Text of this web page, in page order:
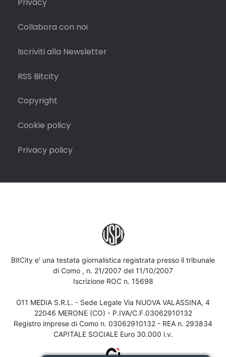
Collabora con noi
Iscriviti alla Newsletter
RSS Bitcity
Copyright
Cookie policy
Privacy policy
BitCity e' una testata giornalistica registrata presso il tribunale
di Como , n. 21/2007 del 11/10/2007
Iscrizione ROC n. 15698
G11 MEDIA S.R.L. - Sede Legale Via NUOVA VALASSINA, 4
22046 MERONE (CO) - P.IVA/C.F.03062910132
Registro imprese di Como n. 03062910132 - REA n. 293834
CAPITALE SOCIALE Euro 30.000 i.v.